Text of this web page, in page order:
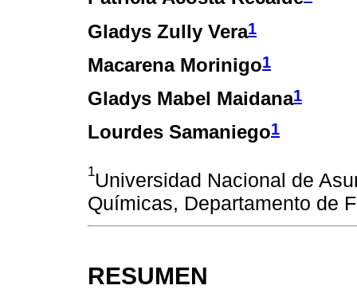
Gladys Zully Vera1
Macarena Morinigo1
Gladys Mabel Maidana1
Lourdes Samaniego1
1Universidad Nacional de
Químicas, Departamento de
RESUMEN